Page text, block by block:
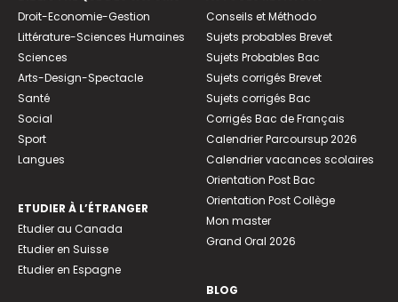
Droit-Economie-Gestion
Littérature-Sciences Humaines
Sciences
Arts-Design-Spectacle
Santé
Social
Sport
Langues
ETUDIER À L’ÉTRANGER
Etudier au Canada
Etudier en Suisse
Etudier en Espagne
Conseils et Méthodo
Sujets probables Brevet
Sujets Probables Bac
Sujets corrigés Brevet
Sujets corrigés Bac
Corrigés Bac de Français
Calendrier Parcoursup 2026
Calendrier vacances scolaires
Orientation Post Bac
Orientation Post Collège
Mon master
Grand Oral 2026
BLOG